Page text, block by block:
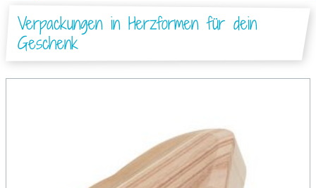
Verpackungen in Herzformen für dein
Geschenk